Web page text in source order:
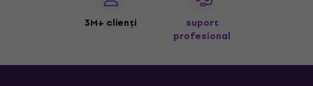
3M+ clienți
suport
profesional